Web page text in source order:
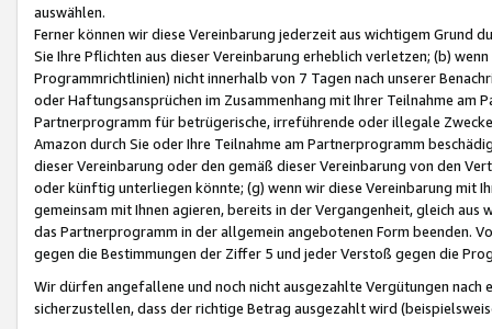
auswählen.
Ferner können wir diese Vereinbarung jederzeit aus wichtigem Grund
Sie Ihre Pflichten aus dieser Vereinbarung erheblich verletzen; (b)
Programmrichtlinien) nicht innerhalb von 7 Tagen nach unserer
oder Haftungsansprüchen im Zusammenhang mit Ihrer Teilnahme am
Partnerprogramm für betrügerische, irreführende oder illegale
Amazon durch Sie oder Ihre Teilnahme am Partnerprogramm
dieser Vereinbarung oder den gemäß dieser Vereinbarung von den
oder künftig unterliegen könnte; (g) wenn wir diese Vereinbarung mit
gemeinsam mit Ihnen agieren, bereits in der Vergangenheit, gleich
das Partnerprogramm in der allgemein angebotenen Form beenden.
gegen die Bestimmungen der Ziffer 5 und jeder Verstoß gegen die
Wir dürfen angefallene und noch nicht ausgezahlte Vergütungen
sicherzustellen, dass der richtige Betrag ausgezahlt wird